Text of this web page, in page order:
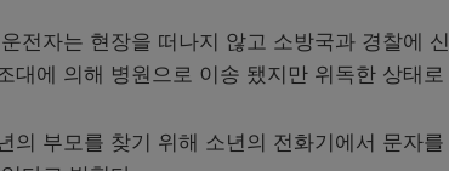
전자는 현장을 떠나지 않고 소방국과 경찰에
대에 의해 병원으로 이송 됐지만 위독한 상태로
의 부모를 찾기 위해 소년의 전화기에서 문자